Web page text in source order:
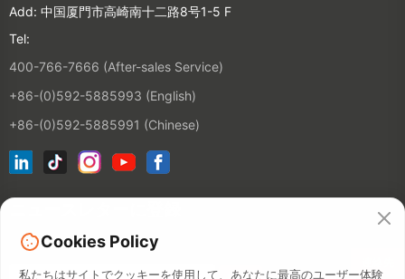
Add: 中国厦門市高崎南十二路8号1-5 F
Tel:
400-766-7666 (After-sales Service)
+86-(0)592-5885993 (English)
+86-(0)592-5885991 (Chinese)
Cookies Policy
私たちはサイトでクッキーを使用して、あなたに最高のユーザー体験